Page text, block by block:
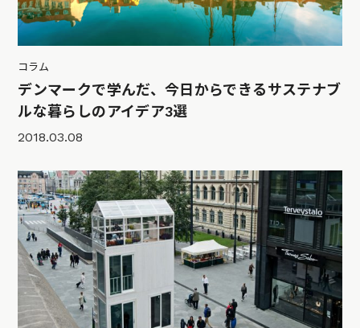
コラム
デンマークで学んだ、今日からできるサステナブ
ルな暮らしのアイデア3選
2018.03.08